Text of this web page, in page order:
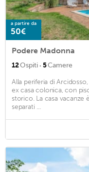
a partire da
50€
Podere Madonna
12Ospiti · 5Camere
Alla periferia di
ex casa colonica, con
storico. La casa
separati ...